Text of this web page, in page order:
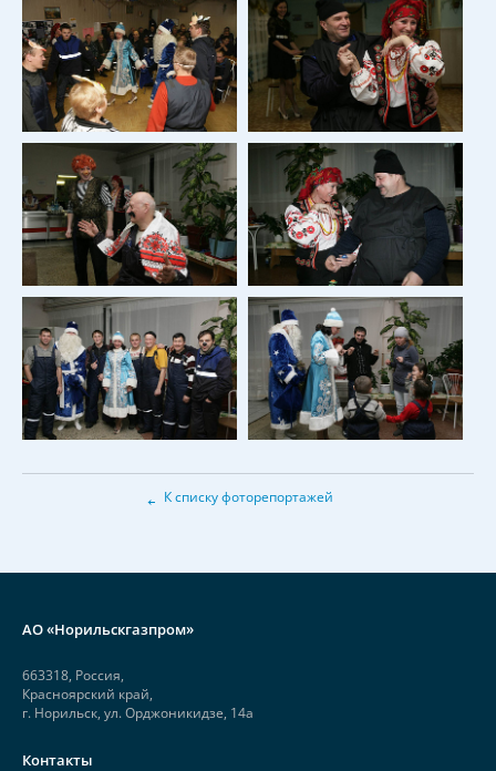
← К списку фоторепортажей
АО «Норильскгазпром»
663318, Россия,
Красноярский край,
г. Норильск, ул. Орджоникидзе, 14а
Контакты